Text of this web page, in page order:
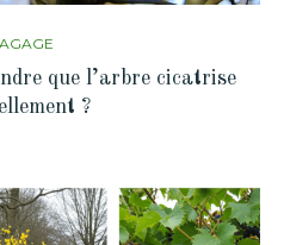
que l’arbre cicatrise
?